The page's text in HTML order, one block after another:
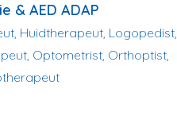
& AED ADAP
Huidtherapeut, Logopedist,
Optometrist, Orthoptist,